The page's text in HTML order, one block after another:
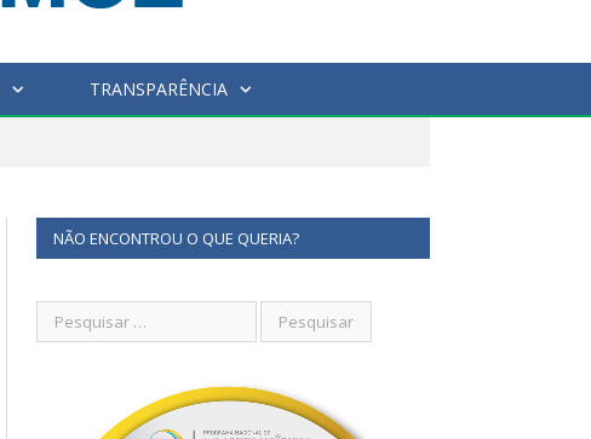
TRANSPARÊNCIA
NÃO ENCONTROU O QUE QUERIA?